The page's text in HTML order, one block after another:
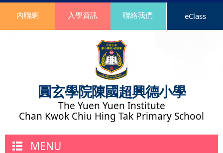
圓玄學院陳國超興德小學
The Yuen Yuen Institute
Chan Kwok Chiu Hing Tak Primary School
內聯網 入學資訊 聯絡我們 eClass
MENU